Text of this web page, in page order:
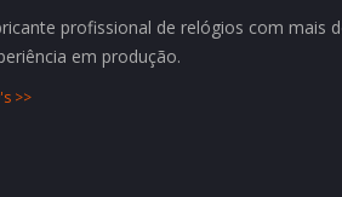
profissional de relógios com mais
em produção.
>>